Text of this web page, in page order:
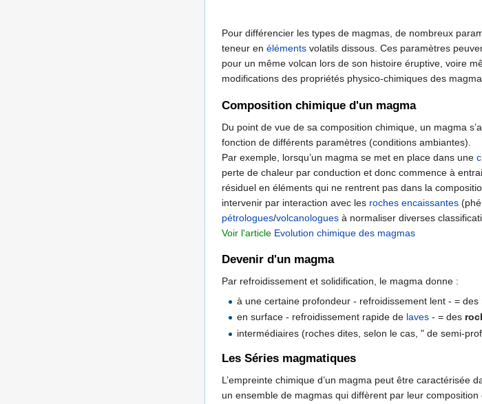
Pour différencier les types de magmas, de nombreux
teneur en éléments volatils dissous. Ces paramètres
pour un même volcan lors de son histoire éruptive, voire
modifications des propriétés physico-chimiques des
Composition chimique d'un magma
Du point de vue de sa composition chimique, un magma
fonction de différents paramètres (conditions ambiantes).
Par exemple, lorsqu’un magma se met en place dans une
perte de chaleur par conduction et donc commence à
résiduel en éléments qui ne rentrent pas dans la
intervenir par interaction avec les roches encaissantes
pétrologues/volcanologues à normaliser diverses
Voir l'article Evolution chimique des magmas
Devenir d'un magma
Par refroidissement et solidification, le magma donne :
à une certaine profondeur - refroidissement lent - = des
en surface - refroidissement rapide de laves - = des
intermédiaires (roches dites, selon le cas, " de semi-
Les Séries magmatiques
L’empreinte chimique d’un magma peut être
un ensemble de magmas qui diffèrent par leur